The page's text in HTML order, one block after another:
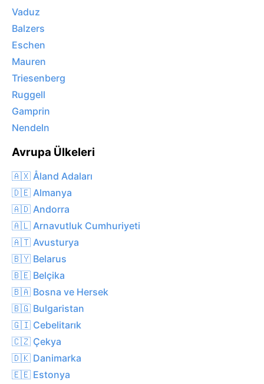
Vaduz
Balzers
Eschen
Mauren
Triesenberg
Ruggell
Gamprin
Nendeln
Avrupa Ülkeleri
🇦🇽 Åland Adaları
🇩🇪 Almanya
🇦🇩 Andorra
🇦🇱 Arnavutluk Cumhuriyeti
🇦🇹 Avusturya
🇧🇾 Belarus
🇧🇪 Belçika
🇧🇦 Bosna ve Hersek
🇧🇬 Bulgaristan
🇬🇮 Cebelitarık
🇨🇿 Çekya
🇩🇰 Danimarka
🇪🇪 Estonya